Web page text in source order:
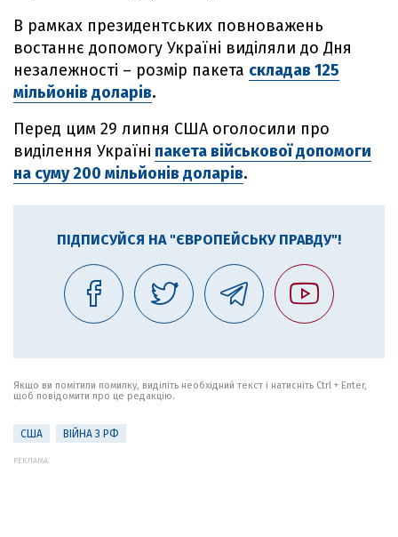
В рамках президентських повноважень
востаннє допомогу Україні виділяли до Дня
незалежності – розмір пакета складав 125
мільйонів доларів.
Перед цим 29 липня США оголосили про
виділення Україні пакета військової допомоги
на суму 200 мільйонів доларів.
ПІДПИСУЙСЯ НА "ЄВРОПЕЙСЬКУ ПРАВДУ"!
Якщо ви помітили помилку, виділіть необхідний текст і натисніть Ctrl + Enter,
щоб повідомити про це редакцію.
США ВІЙНА З РФ
РЕКЛАМА: